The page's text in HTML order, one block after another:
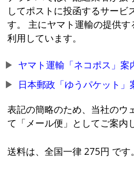
してポストに投函するサービ
す。 主にヤマト運輸の提供す
利用しています。
ヤマト運輸「ネコポス」案
日本郵政「ゆうパケット」
表記の簡略のため、当社のウ
て「メール便」としてご案内
送料は、全国一律 275円 です。